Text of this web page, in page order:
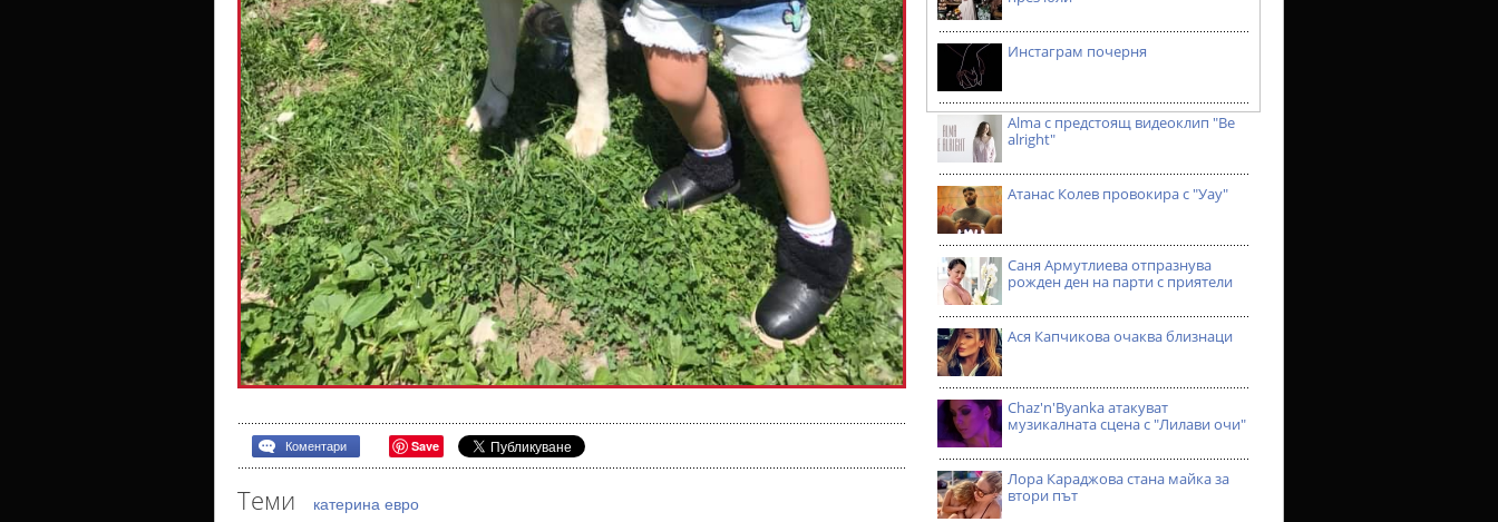
Коментари Save
Теми катерина евро
Инстаграм почерня
Alma с предстоящ видеоклип "Be
alright"
Атанас Колев провокира с "Уау"
Саня Армутлиева отпразнува
рожден ден на парти с приятели
Ася Капчикова очаква близнаци
Chaz'n'Byanka атакуват
музикалната сцена с "Лилави очи"
Лора Караджова стана майка за
втори път